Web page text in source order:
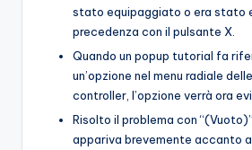
stato equipaggiato o era stato
precedenza con il pulsante X.
Quando un popup tutorial fa
un’opzione nel menu radiale
controller, l’opzione verrà ora
Risolto il problema con
appariva brevemente accanto